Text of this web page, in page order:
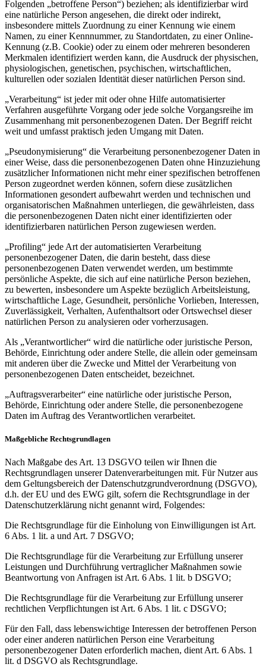
Folgenden „betroffene Person“) beziehen; als identifizierbar wird
eine natürliche Person angesehen, die direkt oder indirekt,
insbesondere mittels Zuordnung zu einer Kennung wie einem
Namen, zu einer Kennnummer, zu Standortdaten, zu einer Online-
Kennung (z.B. Cookie) oder zu einem oder mehreren besonderen
Merkmalen identifiziert werden kann, die Ausdruck der physischen,
physiologischen, genetischen, psychischen, wirtschaftlichen,
kulturellen oder sozialen Identität dieser natürlichen Person sind.
„Verarbeitung“ ist jeder mit oder ohne Hilfe automatisierter
Verfahren ausgeführte Vorgang oder jede solche Vorgangsreihe im
Zusammenhang mit personenbezogenen Daten. Der Begriff reicht
weit und umfasst praktisch jeden Umgang mit Daten.
„Pseudonymisierung“ die Verarbeitung personenbezogener Daten in
einer Weise, dass die personenbezogenen Daten ohne Hinzuziehung
zusätzlicher Informationen nicht mehr einer spezifischen betroffenen
Person zugeordnet werden können, sofern diese zusätzlichen
Informationen gesondert aufbewahrt werden und technischen und
organisatorischen Maßnahmen unterliegen, die gewährleisten, dass
die personenbezogenen Daten nicht einer identifizierten oder
identifizierbaren natürlichen Person zugewiesen werden.
„Profiling“ jede Art der automatisierten Verarbeitung
personenbezogener Daten, die darin besteht, dass diese
personenbezogenen Daten verwendet werden, um bestimmte
persönliche Aspekte, die sich auf eine natürliche Person beziehen,
zu bewerten, insbesondere um Aspekte bezüglich Arbeitsleistung,
wirtschaftliche Lage, Gesundheit, persönliche Vorlieben, Interessen,
Zuverlässigkeit, Verhalten, Aufenthaltsort oder Ortswechsel dieser
natürlichen Person zu analysieren oder vorherzusagen.
Als „Verantwortlicher“ wird die natürliche oder juristische Person,
Behörde, Einrichtung oder andere Stelle, die allein oder gemeinsam
mit anderen über die Zwecke und Mittel der Verarbeitung von
personenbezogenen Daten entscheidet, bezeichnet.
„Auftragsverarbeiter“ eine natürliche oder juristische Person,
Behörde, Einrichtung oder andere Stelle, die personenbezogene
Daten im Auftrag des Verantwortlichen verarbeitet.
Maßgebliche Rechtsgrundlagen
Nach Maßgabe des Art. 13 DSGVO teilen wir Ihnen die
Rechtsgrundlagen unserer Datenverarbeitungen mit. Für Nutzer aus
dem Geltungsbereich der Datenschutzgrundverordnung (DSGVO),
d.h. der EU und des EWG gilt, sofern die Rechtsgrundlage in der
Datenschutzerklärung nicht genannt wird, Folgendes:
Die Rechtsgrundlage für die Einholung von Einwilligungen ist Art.
6 Abs. 1 lit. a und Art. 7 DSGVO;
Die Rechtsgrundlage für die Verarbeitung zur Erfüllung unserer
Leistungen und Durchführung vertraglicher Maßnahmen sowie
Beantwortung von Anfragen ist Art. 6 Abs. 1 lit. b DSGVO;
Die Rechtsgrundlage für die Verarbeitung zur Erfüllung unserer
rechtlichen Verpflichtungen ist Art. 6 Abs. 1 lit. c DSGVO;
Für den Fall, dass lebenswichtige Interessen der betroffenen Person
oder einer anderen natürlichen Person eine Verarbeitung
personenbezogener Daten erforderlich machen, dient Art. 6 Abs. 1
lit. d DSGVO als Rechtsgrundlage.